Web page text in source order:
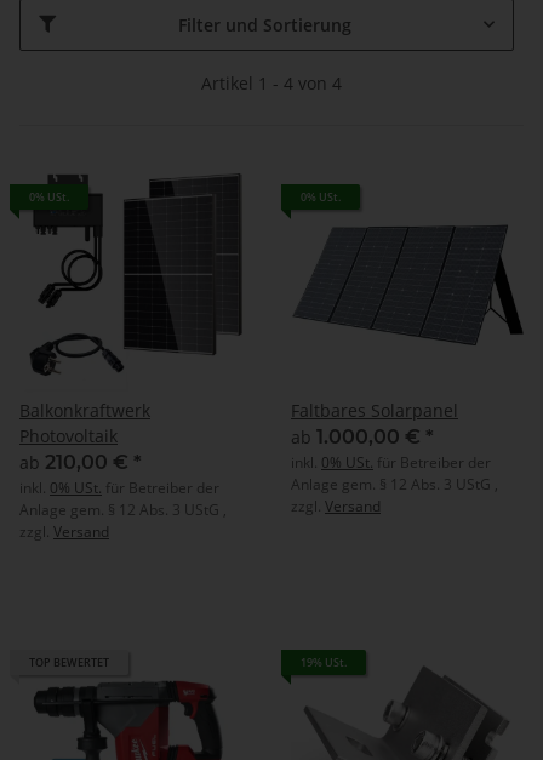
Filter und Sortierung
Artikel 1 - 4 von 4
0% USt.
Balkonkraftwerk
Photovoltaik
ab 210,00 € *
inkl. 0% USt. für Betreiber der
Anlage gem. § 12 Abs. 3 UStG ,
zzgl. Versand
0% USt.
Faltbares Solarpanel
ab 1.000,00 € *
inkl. 0% USt. für Betreiber der
Anlage gem. § 12 Abs. 3 UStG ,
zzgl. Versand
TOP BEWERTET 19% USt.